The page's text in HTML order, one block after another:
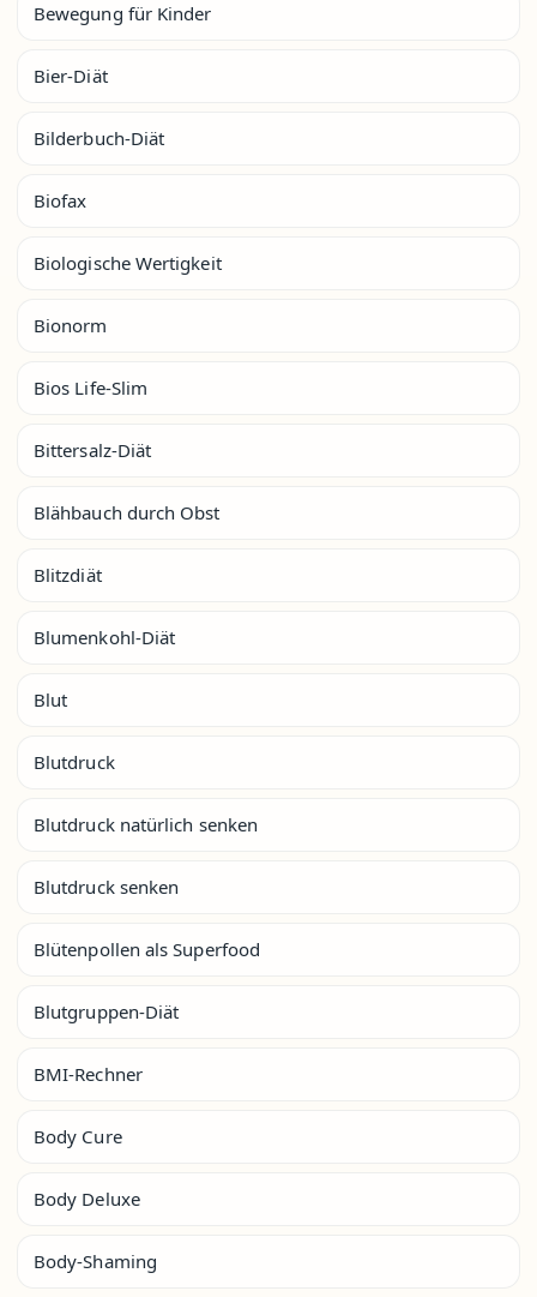
Bewegung für Kinder
Bier-Diät
Bilderbuch-Diät
Biofax
Biologische Wertigkeit
Bionorm
Bios Life-Slim
Bittersalz-Diät
Blähbauch durch Obst
Blitzdiät
Blumenkohl-Diät
Blut
Blutdruck
Blutdruck natürlich senken
Blutdruck senken
Blütenpollen als Superfood
Blutgruppen-Diät
BMI-Rechner
Body Cure
Body Deluxe
Body-Shaming